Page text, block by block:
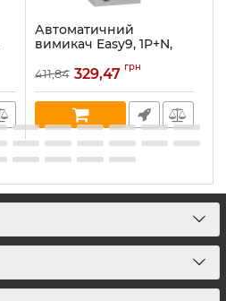
Автоматичний
вимикач Easy9, 1P+N,
Артикул:EZ9F34216
В наявності:2
411,84 329,47 грн